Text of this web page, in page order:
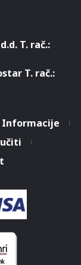
T. rač.:
T. rač.:
Informacije